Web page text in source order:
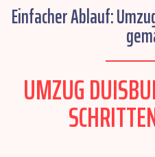
Einfacher Ablauf:
UMZUG